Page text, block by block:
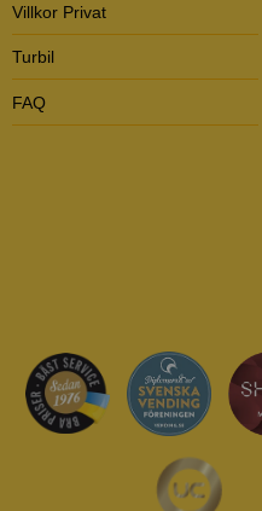
Villkor Privat
Turbil
FAQ